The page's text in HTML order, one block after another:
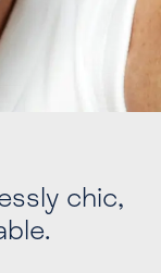
chic,